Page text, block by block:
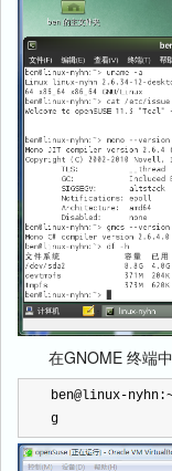
在GNOME 终端中
ben@linux-nyhn:
g